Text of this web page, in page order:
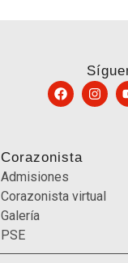
Corazonista
Admisiones
Corazonista virtual
Galería
PSE